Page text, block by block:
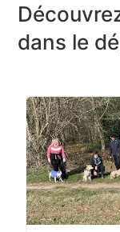
dans le